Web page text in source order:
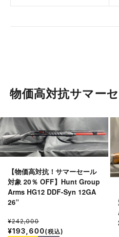
物価高対抗サマー
【物価高対抗！サマーセール
対象 20％ OFF】Hunt Group
Arms HG12 DDF-Syn 12GA
26”
¥242,000
¥193,600 (税込)